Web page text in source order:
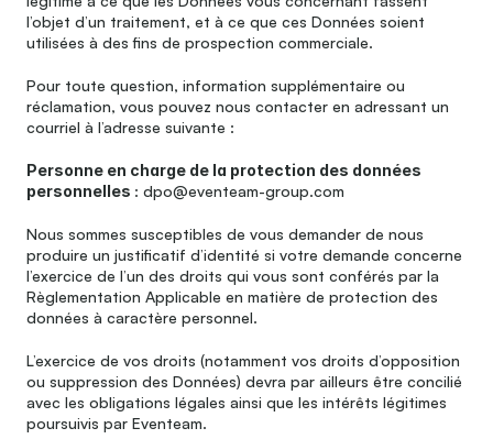
l’objet d’un traitement, et à ce que ces Données soient
utilisées à des fins de prospection commerciale.
Pour toute question, information supplémentaire ou
réclamation, vous pouvez nous contacter en adressant un
courriel à l’adresse suivante :
Personne en charge de la protection des données
personnelles : dpo@eventeam-group.com
Nous sommes susceptibles de vous demander de nous
produire un justificatif d’identité si votre demande concerne
l’exercice de l’un des droits qui vous sont conférés par la
Règlementation Applicable en matière de protection des
données à caractère personnel.
L’exercice de vos droits (notamment vos droits d’opposition
ou suppression des Données) devra par ailleurs être concilié
avec les obligations légales ainsi que les intérêts légitimes
poursuivis par Eventeam.